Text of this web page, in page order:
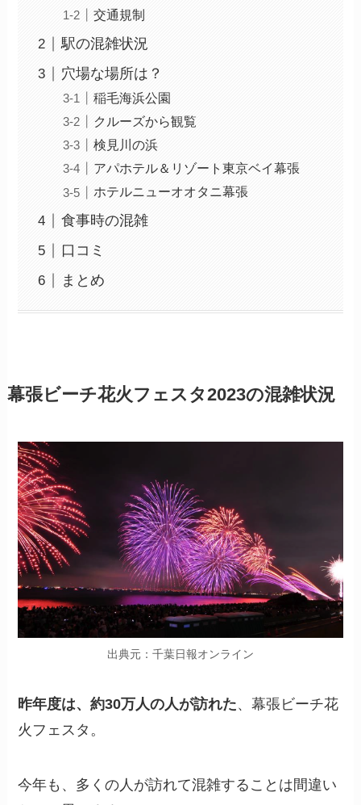
交通規制
駅の混雑状況
穴場な場所は？
稲毛海浜公園
クルーズから観覧
検見川の浜
アパホテル＆リゾート東京ベイ幕張
ホテルニューオオタニ幕張
食事時の混雑
口コミ
まとめ
幕張ビーチ花火フェスタ2023の混雑状況
出典元：千葉日報オンライン
昨年度は、約30万人の人が訪れた、幕張ビーチ花
火フェスタ。
今年も、多くの人が訪れて混雑することは間違い